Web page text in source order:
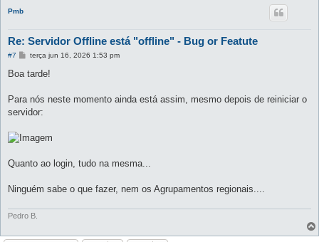
Pmb
Re: Servidor Offline está "offline" - Bug or Featute
#7
M
n
g
m
terça jun 16, 2026 1:53 pm
Boa tarde!
Para nós neste momento ainda está assim, mesmo depois de reiniciar o
servidor:
Quanto ao login, tudo na mesma...
Ninguém sabe o que fazer, nem os Agrupamentos regionais....
Pedro B.